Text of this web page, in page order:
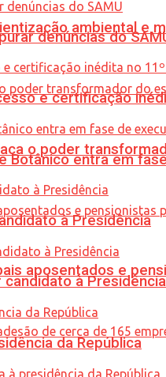
ambiental e
o poder
aposentados e
denúncias do
e certificação
Botânico entra em
à Presidência
à Presidência
da República